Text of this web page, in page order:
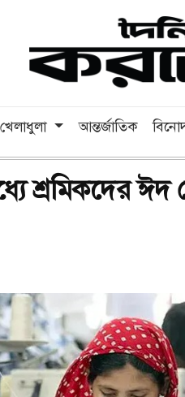
খেলাধুলা আন্তর্জাতিক
শ্রমিকদের